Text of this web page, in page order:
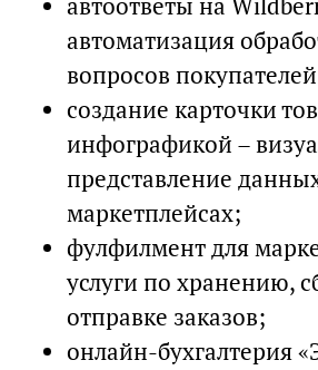
автоответы на
автоматизация
вопросов
создание карточки
инфографикой –
представление
маркетплейсах;
фулфилмент для
услуги по хранению,
отправке заказов;
онлайн-бухгалтерия